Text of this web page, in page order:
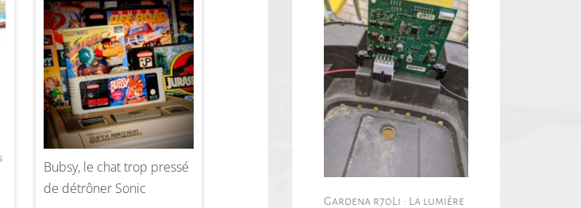
Bubsy, le chat trop pressé
de détrôner Sonic
Gardena r70Li : La lumière